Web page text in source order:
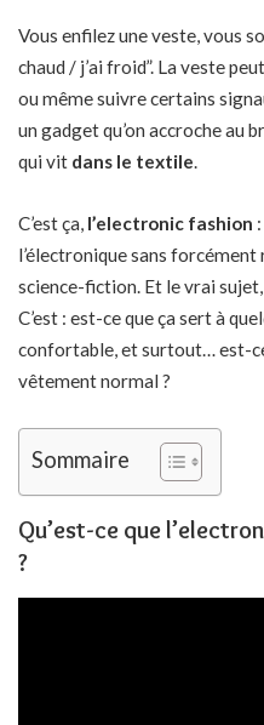
Vous enfilez une veste, vous
chaud / j’ai froid”. La veste peut
ou même suivre certains
un gadget qu’on accroche au
qui vit dans le textile.
C’est ça, l’electronic fashion
l’électronique sans
science-fiction. Et le vrai sujet,
C’est : est-ce que ça sert à
confortable, et surtout… est-
vêtement normal ?
Sommaire
Qu’est-ce que
?